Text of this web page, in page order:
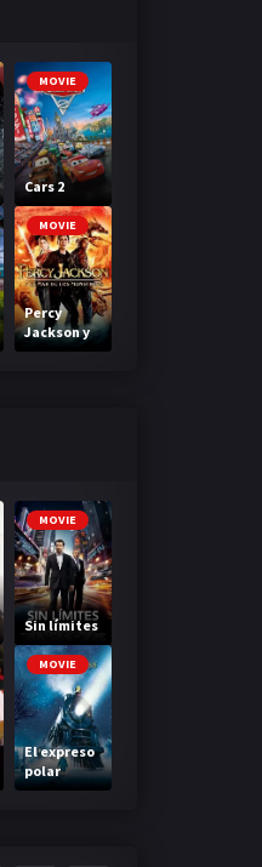
MOVIE
Cars 2
MOVIE
Percy
Jackson y
el mar de
MOVIE
Sin límites
MOVIE
El expreso
polar